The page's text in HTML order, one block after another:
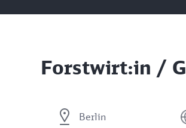
Forstwirt:in /
Berlin